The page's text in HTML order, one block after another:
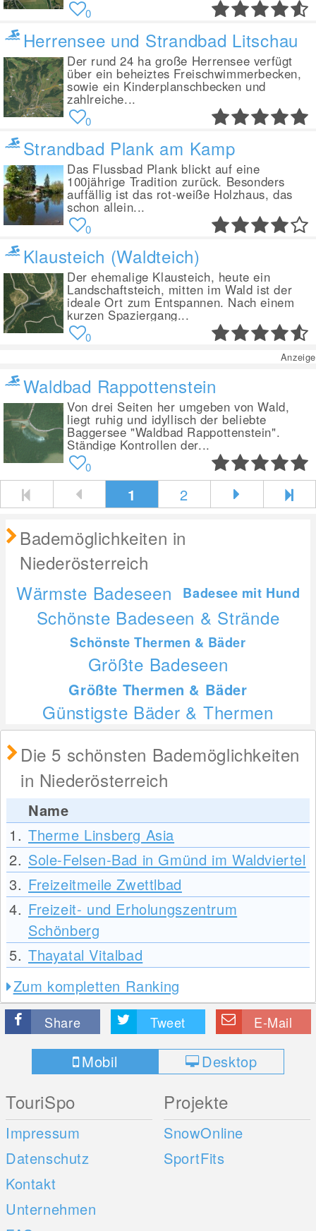
0
Herrensee und Strandbad Litschau
Der rund 24 ha große Herrensee verfügt
über ein beheiztes Freischwimmerbecken,
sowie ein Kinderplanschbecken und
zahlreiche...
0
Strandbad Plank am Kamp
Das Flussbad Plank blickt auf eine
100jährige Tradition zurück. Besonders
auffällig ist das rot-weiße Holzhaus, das
schon allein...
0
Klausteich (Waldteich)
Der ehemalige Klausteich, heute ein
Landschaftsteich, mitten im Wald ist der
ideale Ort zum Entspannen. Nach einem
kurzen Spaziergang...
0
Anzeige
Waldbad Rappottenstein
Von drei Seiten her umgeben von Wald,
liegt ruhig und idyllisch der beliebte
Baggersee "Waldbad Rappottenstein".
Ständige Kontrollen der...
0
1 2
Bademöglichkeiten in
Niederösterreich
Wärmste Badeseen
Badesee mit Hund
Schönste Badeseen & Strände
Schönste Thermen & Bäder
Größte Badeseen
Größte Thermen & Bäder
Günstigste Bäder & Thermen
Die 5 schönsten Bademöglichkeiten
in Niederösterreich
Name
1. Therme Linsberg Asia
2. Sole-Felsen-Bad in Gmünd im Waldviertel
3. Freizeitmeile Zwettlbad
4. Freizeit- und Erholungszentrum
Schönberg
5. Thayatal Vitalbad
Zum kompletten Ranking
Share Tweet E-Mail
Mobil Desktop
TouriSpo
Impressum
Datenschutz
Kontakt
Unternehmen
Projekte
SnowOnline
SportFits